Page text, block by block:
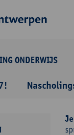
ONDERWIJS